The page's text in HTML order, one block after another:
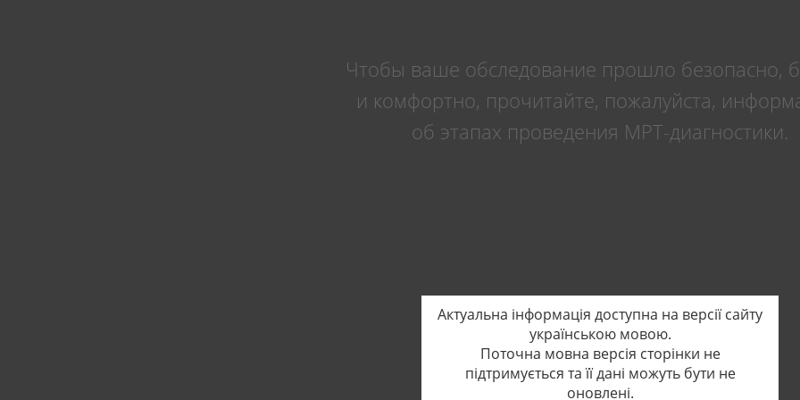
Чтобы ваше обследование прошло безопасно,
и комфортно, прочитайте, пожалуйста,
об этапах проведения МРТ-диагностики.
Актуальна інформація доступна на версії сайту
українською мовою.
Поточна мовна версія сторінки не
підтримується та її дані можуть бути не
оновлені.